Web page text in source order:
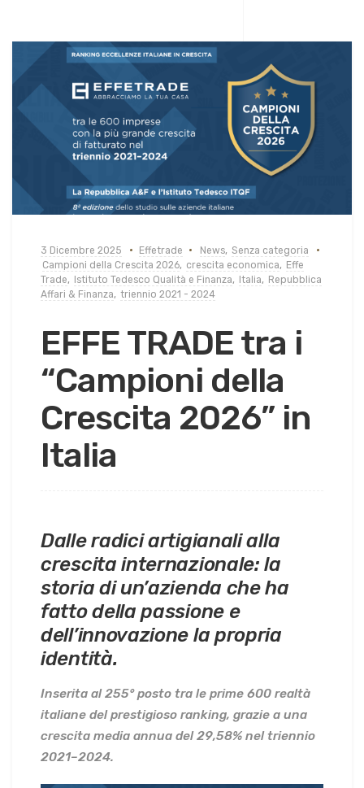
3 Dicembre 2025 Effetrade News, Senza categoria
Campioni della Crescita 2026, crescita economica, Effe
Trade, Istituto Tedesco Qualità e Finanza, Italia, Repubblica
Affari & Finanza, triennio 2021 - 2024
EFFE TRADE tra i
“Campioni della
Crescita 2026” in
Italia
Dalle radici artigianali alla
crescita internazionale: la
storia di un’azienda che ha
fatto della passione e
dell’innovazione la propria
identità.
Inserita al 255° posto tra le prime 600 realtà
italiane del prestigioso ranking, grazie a una
crescita media annua del 29,58% nel triennio
2021–2024.